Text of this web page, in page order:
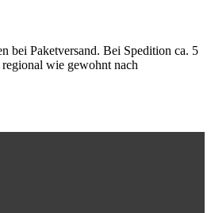
bei Paketversand. Bei Spedition ca. 5
wie gewohnt nach